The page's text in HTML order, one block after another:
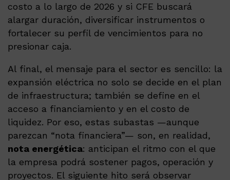
costo a lo largo de 2026 y si CFE buscará
alargar duración, diversificar instrumentos o
fortalecer su perfil de vencimientos para no
presionar caja.
Al final, el mensaje para el sector es sencillo: la
expansión eléctrica no solo se decide en el plan
de infraestructura; también se define en el
acceso a financiamiento y en el costo de
liquidez. Por eso, estas subastas —aunque
parezcan “nota financiera”— son, en realidad,
nota energética: anticipan el ritmo con el que
la empresa podrá sostener pagos, operación y
proyectos. El siguiente hito será observar